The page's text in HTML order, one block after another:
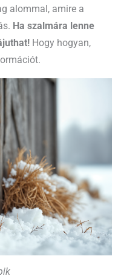
alommal, amire a
Ha szalmára lenne
Hogy hogyan,